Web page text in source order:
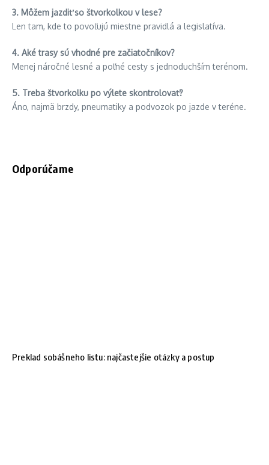
3. Môžem jazdiť so štvorkolkou v lese?
Len tam, kde to povoľujú miestne pravidlá a legislatíva.
4. Aké trasy sú vhodné pre začiatočníkov?
Menej náročné lesné a poľné cesty s jednoduchším terénom.
5. Treba štvorkolku po výlete skontrolovať?
Áno, najmä brzdy, pneumatiky a podvozok po jazde v teréne.
Odporúčame
Preklad sobášneho listu: najčastejšie otázky a postup